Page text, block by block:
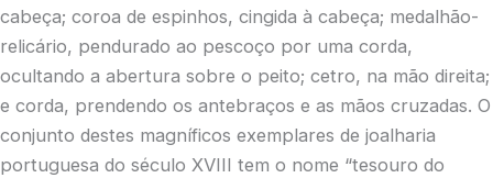
cabeça; coroa de espinhos, cingida à cabeça; medalhão-
relicário, pendurado ao pescoço por uma corda,
ocultando a abertura sobre o peito; cetro, na mão direita;
e corda, prendendo os antebraços e as mãos cruzadas. O
conjunto destes magníficos exemplares de joalharia
portuguesa do século XVIII tem o nome “tesouro do